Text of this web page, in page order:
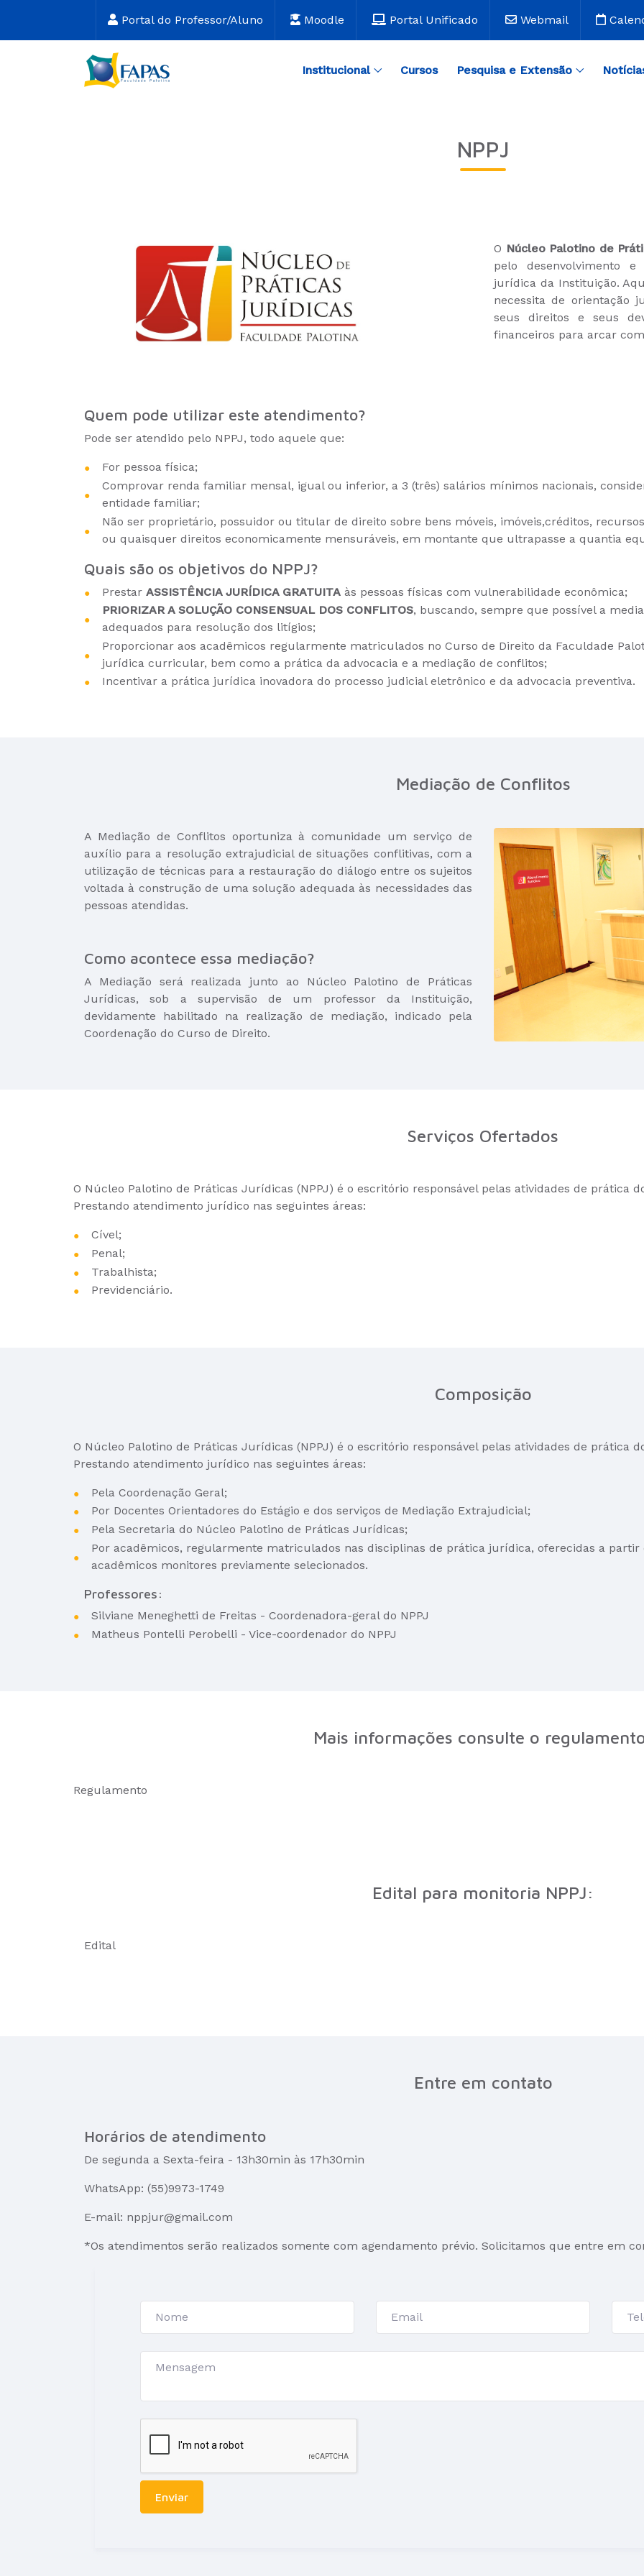
Portal do Professor/Aluno Moodle Portal Unificado Webmail
Institucional Cursos Pesquisa e Extensão
NPPJ
O Núcleo Palotino de
pelo desenvolvimento
jurídica da Instituição.
necessita de orientação
seus direitos e seus
financeiros para arcar
Quem pode utilizar este atendimento?
Pode ser atendido pelo NPPJ, todo aquele que:
For pessoa física;
Comprovar renda familiar mensal, igual ou inferior, a 3 (três) salários mínimos nacionais,
entidade familiar;
Não ser proprietário, possuidor ou titular de direito sobre bens móveis, imóveis,créditos,
ou quaisquer direitos economicamente mensuráveis, em montante que ultrapasse a quantia
Quais são os objetivos do NPPJ?
Prestar ASSISTÊNCIA JURÍDICA GRATUITA às pessoas físicas com vulnerabilidade econômica;
PRIORIZAR A SOLUÇÃO CONSENSUAL DOS CONFLITOS, buscando, sempre que possível a
adequados para resolução dos litígios;
Proporcionar aos acadêmicos regularmente matriculados no Curso de Direito da Faculdade
jurídica curricular, bem como a prática da advocacia e a mediação de conflitos;
Incentivar a prática jurídica inovadora do processo judicial eletrônico e da advocacia preventiva.
Mediação de Conflitos
A Mediação de Conflitos oportuniza à comunidade um serviço de
auxílio para a resolução extrajudicial de situações conflitivas, com a
utilização de técnicas para a restauração do diálogo entre os sujeitos
voltada à construção de uma solução adequada às necessidades das
pessoas atendidas.
Como acontece essa mediação?
A Mediação será realizada junto ao Núcleo Palotino de Práticas
Jurídicas, sob a supervisão de um professor da Instituição,
devidamente habilitado na realização de mediação, indicado pela
Coordenação do Curso de Direito.
Serviços Ofertados
O Núcleo Palotino de Práticas Jurídicas (NPPJ) é o escritório responsável pelas atividades de prática
Prestando atendimento jurídico nas seguintes áreas:
Cível;
Penal;
Trabalhista;
Previdenciário.
Composição
O Núcleo Palotino de Práticas Jurídicas (NPPJ) é o escritório responsável pelas atividades de prática
Prestando atendimento jurídico nas seguintes áreas:
Pela Coordenação Geral;
Por Docentes Orientadores do Estágio e dos serviços de Mediação Extrajudicial;
Pela Secretaria do Núcleo Palotino de Práticas Jurídicas;
Por acadêmicos, regularmente matriculados nas disciplinas de prática jurídica, oferecidas a partir
acadêmicos monitores previamente selecionados.
Professores:
Silviane Meneghetti de Freitas - Coordenadora-geral do NPPJ
Matheus Pontelli Perobelli - Vice-coordenador do NPPJ
Mais informações consulte o
Regulamento
Edital para monitoria NPPJ:
Edital
Entre em contato
Horários de atendimento
De segunda a Sexta-feira - 13h30min às 17h30min
WhatsApp: (55)9973-1749
E-mail: nppjur@gmail.com
*Os atendimentos serão realizados somente com agendamento prévio. Solicitamos que entre em
Enviar